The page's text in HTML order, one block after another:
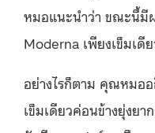
หมอแนะนำว่า ขณะนี้มี
Moderna เพียงเข็มเ
อย่างไรก็ตาม คุณหมออ
เข็มเดียวค่อนข้างยุ่งยา